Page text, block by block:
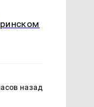
убийство
назад